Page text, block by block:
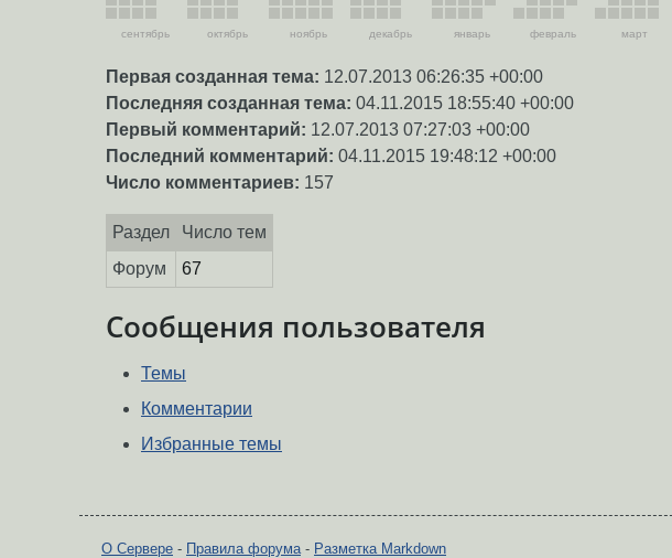
сентябрь октябрь ноябрь декабрь январь февраль март
Первая созданная тема: 12.07.2013 06:26:35 +00:00
Последняя созданная тема: 04.11.2015 18:55:40 +00:00
Первый комментарий: 12.07.2013 07:27:03 +00:00
Последний комментарий: 04.11.2015 19:48:12 +00:00
Число комментариев: 157
Раздел
Число тем
Форум
67
Сообщения пользователя
Темы
Комментарии
Избранные темы
О Сервере - Правила форума- Разметка Markdown